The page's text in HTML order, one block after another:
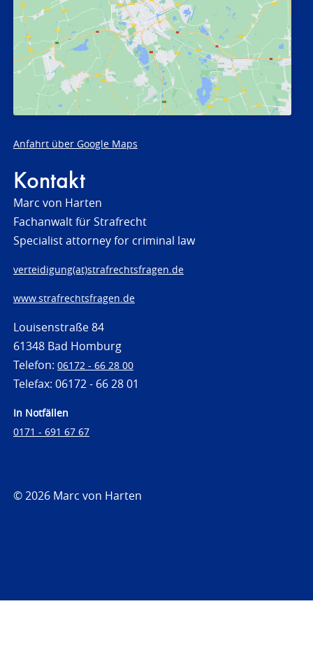
Anfahrt über Google Maps
Kontakt
Marc von Harten
Fachanwalt für Strafrecht
Specialist attorney for criminal law
verteidigung(at)strafrechtsfragen.de
www.strafrechtsfragen.de
Louisenstraße 84
61348 Bad Homburg
Telefon: 06172 - 66 28 00
Telefax: 06172 - 66 28 01
In Notfällen
0171 - 691 67 67
© 2026 Marc von Harten